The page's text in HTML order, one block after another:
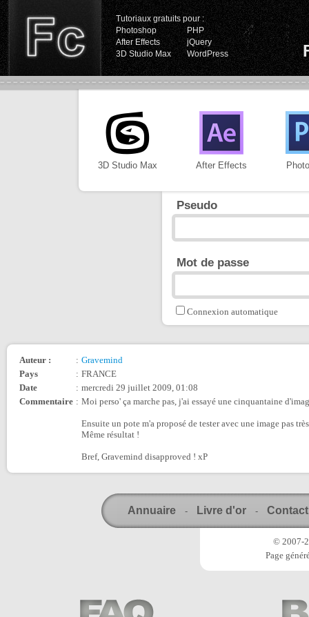
Tutoriaux gratuits pour :
Photoshop
PHP
After Effects
jQuery
3D Studio Max
WordPress
3D Studio Max After Effects
Pseudo
Mot de passe
Connexion automatique
Auteur : : Gravemind
Pays
: FRANCE
Date
: mercredi 29 juillet 2009, 01:08
Commentaire : Moi perso' ça marche pas, j'ai essayé une cinquantaine
Ensuite un pote m'a proposé de tester avec une image pas
Même résultat !
Bref, Gravemind disapproved ! xP
Annuaire - Livre d'or - Contact
© 2007-
Page